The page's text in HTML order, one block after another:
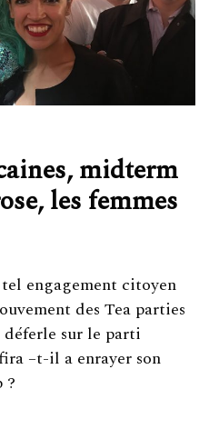
midterm
les femmes
tel engagement citoyen
des Tea parties
déferle sur le parti
–t-il a enrayer son
?